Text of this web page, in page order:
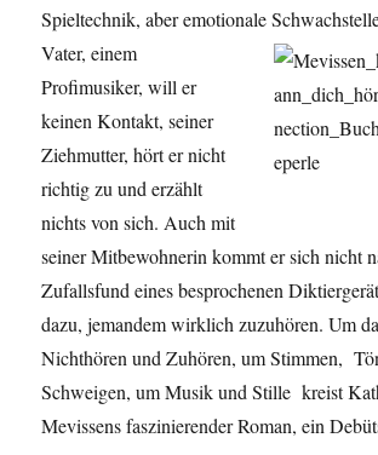
Spieltechnik, aber emotionale
Vater,einem
Profimusiker, will er
keinen Kontakt, seiner
Ziehmutter, hört er nicht
richtig zu und erzählt
nichts von sich. Auch mit
seiner Mitbewohnerin kommt er sich nicht
Zufallsfund eines besprochenen
dazu, jemandem wirklich zuzuhören. Um
Nichthören und Zuhören, um Stimmen,
Schweigen, um Musik und Stille kreist
Mevissens faszinierender Roman, ein